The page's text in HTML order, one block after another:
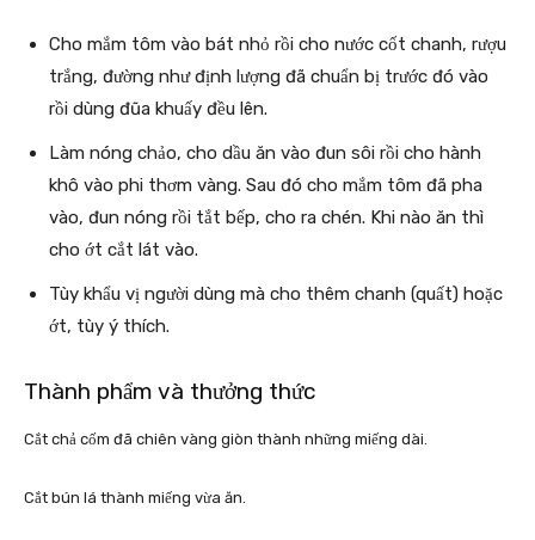
Cho mắm tôm vào bát nhỏ rồi cho nước cốt chanh, rượu
trắng, đường như định lượng đã chuẩn bị trước đó vào
rồi dùng đũa khuấy đều lên.
Làm nóng chảo, cho dầu ăn vào đun sôi rồi cho hành
khô vào phi thơm vàng. Sau đó cho mắm tôm đã pha
vào, đun nóng rồi tắt bếp, cho ra chén. Khi nào ăn thì
cho ớt cắt lát vào.
Tùy khẩu vị người dùng mà cho thêm chanh (quất) hoặc
ớt, tùy ý thích.
Thành phẩm và thưởng thức
Cắt chả cốm đã chiên vàng giòn thành những miếng dài.
Cắt bún lá thành miếng vừa ăn.